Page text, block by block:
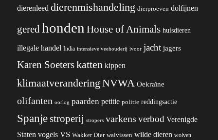
dierenleed dierenmishandeling dierproeven dolfijnen
geredhonden House of Animals huisdieren
illegale handel India intensieve veehouderij ivoor jacht jagers
Karen Soeterskatten kippen
klimaatverandering NVWA Oekraïne
olifanten oorlog paarden petitie politie reddingsactie
Spanjestroperij stropers varkens verbod Verenigde
Staten vogels VS Wakker Dier walvissen wilde dieren wolven